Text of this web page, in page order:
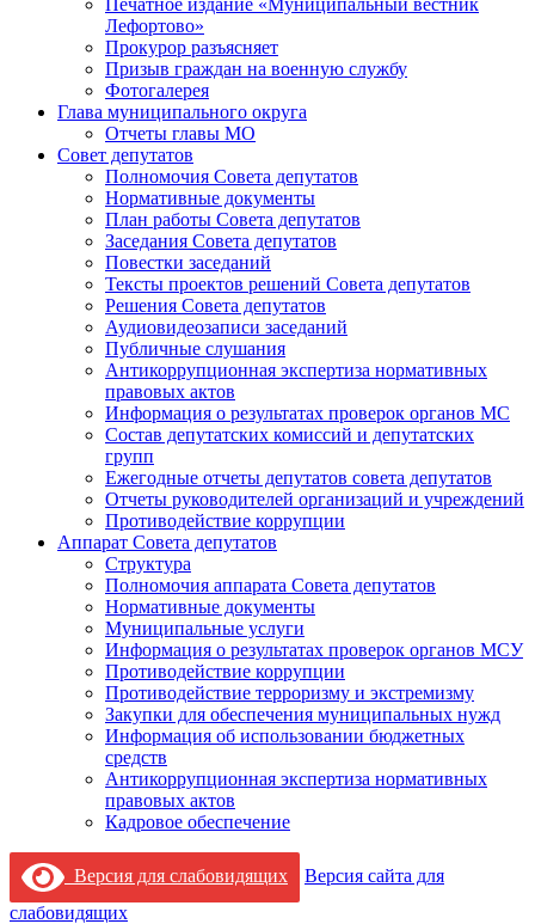
Лефортово»
Прокурор разъясняет
Призыв граждан на военную службу
Фотогалерея
Глава муниципального округа
Отчеты главы МО
Совет депутатов
Полномочия Совета депутатов
Нормативные документы
План работы Совета депутатов
Заседания Cовета депутатов
Повестки заседаний
Тексты проектов решений Совета депутатов
Решения Совета депутатов
Аудиовидеозаписи заседаний
Публичные слушания
Антикоррупционная экспертиза нормативных
правовых актов
Информация о результатах проверок органов МС
Состав депутатских комиссий и депутатских
групп
Ежегодные отчеты депутатов совета депутатов
Отчеты руководителей организаций и учреждений
Противодействие коррупции
Аппарат Совета депутатов
Структура
Полномочия аппарата Совета депутатов
Нормативные документы
Муниципальные услуги
Информация о результатах проверок органов МСУ
Противодействие коррупции
Противодействие терроризму и экстремизму
Закупки для обеспечения муниципальных нужд
Информация об использовании бюджетных
средств
Антикоррупционная экспертиза нормативных
правовых актов
Кадровое обеспечение
Версия для слабовидящих
Версия сайта для
слабовидящих